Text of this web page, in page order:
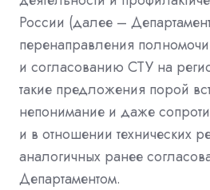
России (далее –
перенаправления
и согласованию СТУ на
такие предложения порой
непонимание и даже
и в отношении технических
аналогичных ранее
Департаментом.